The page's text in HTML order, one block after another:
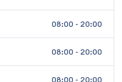
08:00 - 20:00
08:00 - 20:00
08:00 - 20:00